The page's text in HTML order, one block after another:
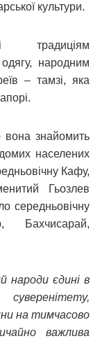
культури.
традиціям
народним
– тамзі, яка
вона знайомить
населених
Кафу,
Гьозлев
середньовічну
Бахчисарай,
народи єдині в
на тимчасово
важлива